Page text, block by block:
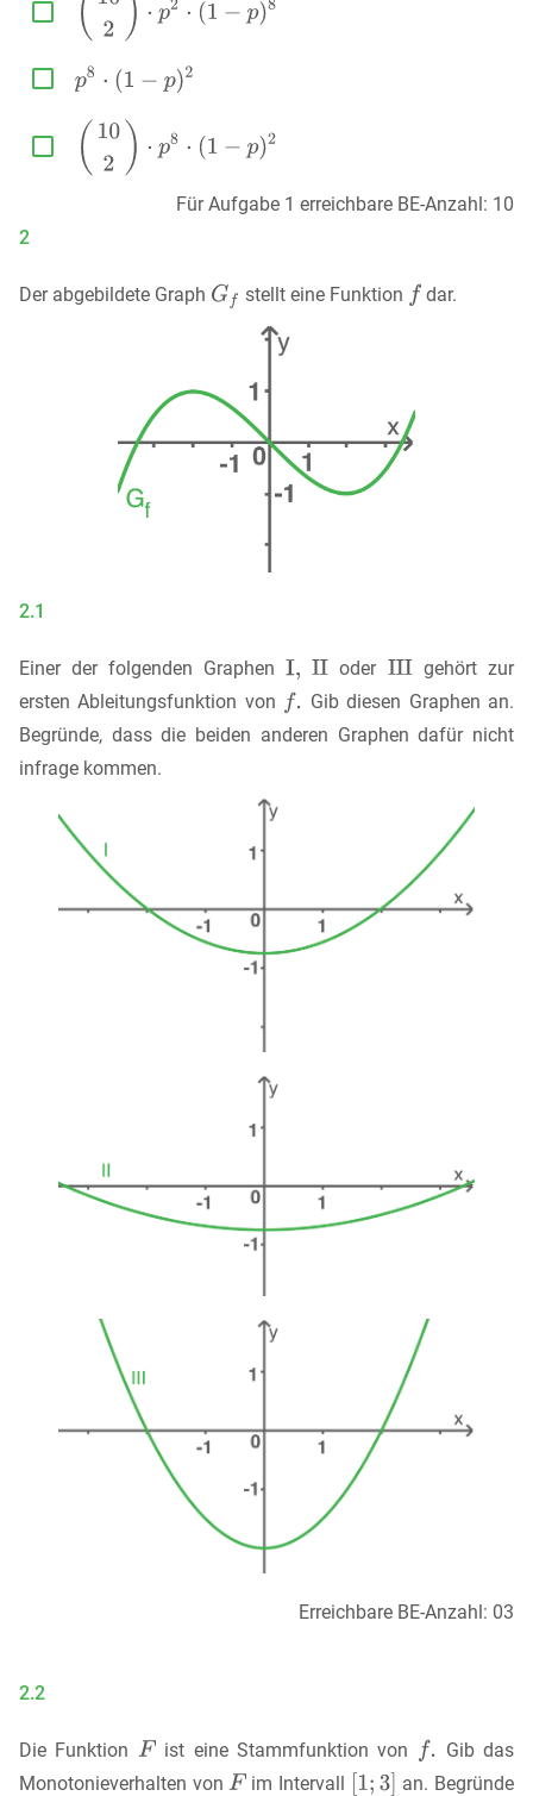



Für Aufgabe 1 erreichbare BE-Anzahl: 10
2
Der abgebildete Graph stellt eine Funktion dar.
2.1
Einer der folgenden Graphen oder
gehört zur
ersten Ableitungsfunktion von
Gib diesen Graphen an.
Begründe, dass die beiden anderen Graphen dafür nicht
infrage kommen.
Erreichbare BE-Anzahl: 03
2.2
Die Funktion ist eine Stammfunktion von
Gib das
Monotonieverhalten von
im Intervall
an. Begründe